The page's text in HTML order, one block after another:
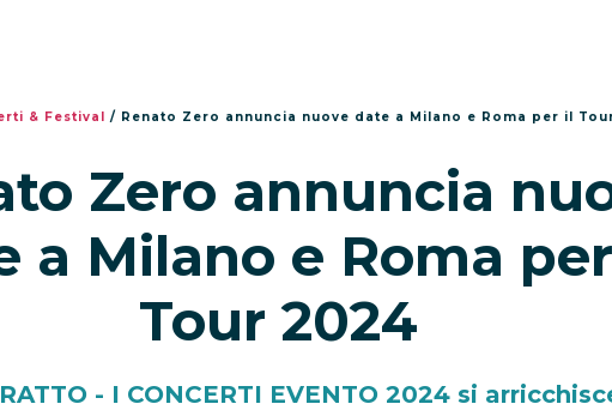
& Festival / Renato Zero annuncia nuove date a Milano e Roma per il
Zero annuncia
a Milano e Roma
Tour 2024
- I CONCERTI EVENTO 2024 si